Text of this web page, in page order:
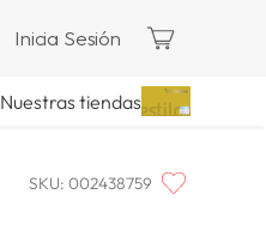
Inicia Sesión
Nuestras tiendas
SKU: 002438759